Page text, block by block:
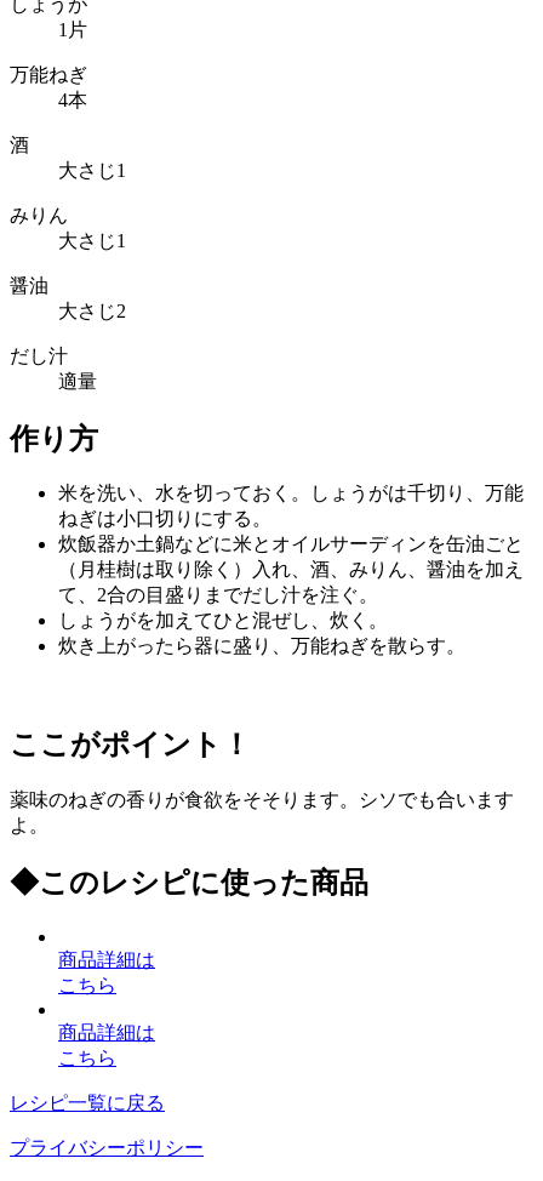
1片
万能ねぎ
4本
酒
大さじ1
みりん
大さじ1
醤油
大さじ2
だし汁
適量
作り方
米を洗い、水を切っておく。しょうがは千切り、万能
ねぎは小口切りにする。
炊飯器か土鍋などに米とオイルサーディンを缶油ごと
（月桂樹は取り除く）入れ、酒、みりん、醤油を加え
て、2合の目盛りまでだし汁を注ぐ。
しょうがを加えてひと混ぜし、炊く。
炊き上がったら器に盛り、万能ねぎを散らす。
ここがポイント！
薬味のねぎの香りが食欲をそそります。シソでも合います
よ。
◆このレシピに使った商品
商品詳細は
こちら
商品詳細は
こちら
レシピ一覧に戻る
プライバシーポリシー